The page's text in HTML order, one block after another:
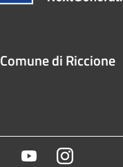
Comune di Riccione
Twitter YoutubeInstagram